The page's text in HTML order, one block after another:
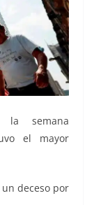
la semana
el mayor
deceso por